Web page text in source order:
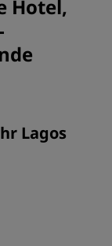
Hotel,
Lagos